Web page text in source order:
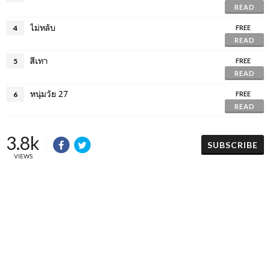
READ
4 ไม่หลับ
FREE
READ
5 สีเทา
FREE
READ
6 หนุ่มวัย 27
FREE
READ
3.8k
VIEWS
SUBSCRIBE